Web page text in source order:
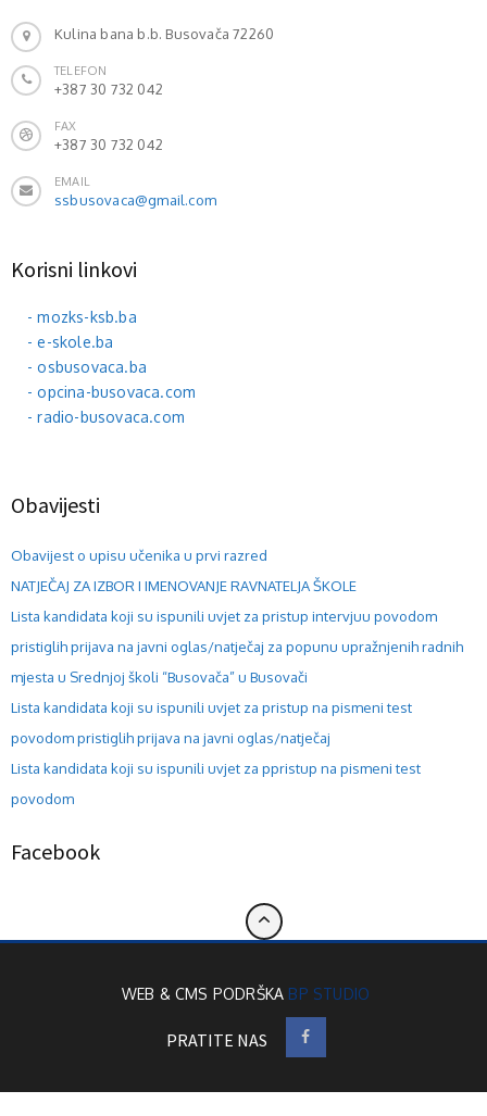
Kulina bana b.b. Busovača 72260
TELEFON
+387 30 732 042
FAX
+387 30 732 042
EMAIL
ssbusovaca@gmail.com
Korisni linkovi
- mozks-ksb.ba
- e-skole.ba
- osbusovaca.ba
- opcina-busovaca.com
- radio-busovaca.com
Obavijesti
Obavijest o upisu učenika u prvi razred
NATJEČAJ ZA IZBOR I IMENOVANJE RAVNATELJA ŠKOLE
Lista kandidata koji su ispunili uvjet za pristup intervjuu povodom
pristiglih prijava na javni oglas/natječaj za popunu upražnjenih radnih
mjesta u Srednjoj školi “Busovača” u Busovači
Lista kandidata koji su ispunili uvjet za pristup na pismeni test
povodom pristiglih prijava na javni oglas/natječaj
Lista kandidata koji su ispunili uvjet za ppristup na pismeni test
povodom
Facebook
WEB & CMS PODRŠKA BP STUDIO
PRATITE NAS